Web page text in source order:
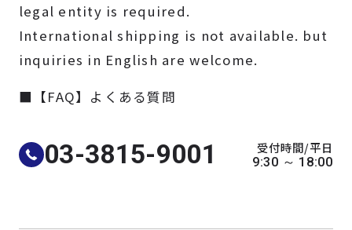
よくある質問
採用情報
サポート
会社案内
legal entity is required.
International shipping is not available. but
inquiries in English are welcome.
■【FAQ】よくある質問
03-3815-9001 受付時間/平日
9:30 ～ 18:00